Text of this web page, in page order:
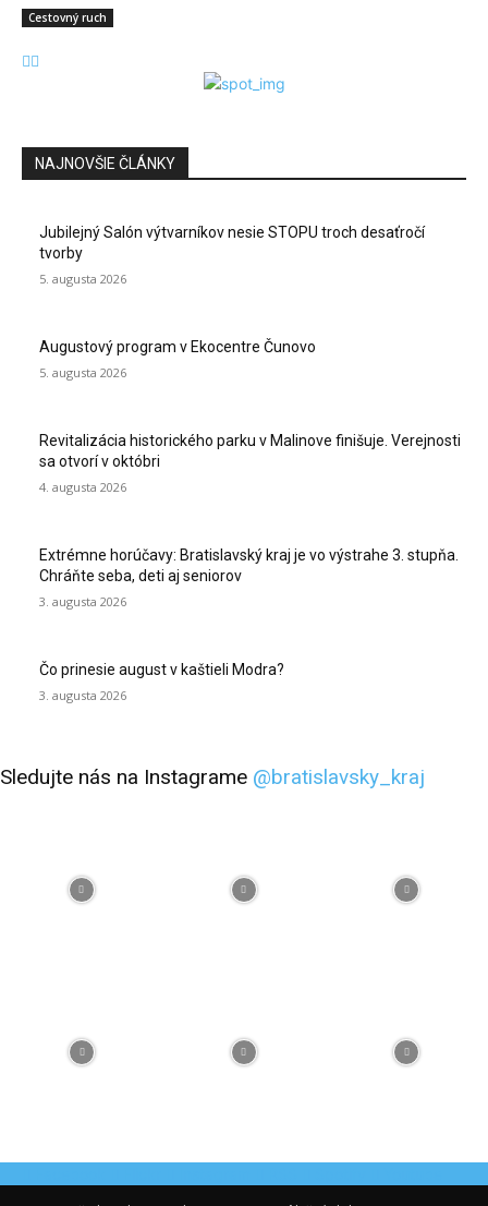
Cestovný ruch
NAJNOVŠIE ČLÁNKY
Jubilejný Salón výtvarníkov nesie STOPU troch desaťročí
tvorby
5. augusta 2026
Augustový program v Ekocentre Čunovo
5. augusta 2026
Revitalizácia historického parku v Malinove finišuje. Verejnosti
sa otvorí v októbri
4. augusta 2026
Extrémne horúčavy: Bratislavský kraj je vo výstrahe 3. stupňa.
Chráňte seba, deti aj seniorov
3. augusta 2026
Čo prinesie august v kaštieli Modra?
3. augusta 2026
Sledujte nás na Instagrame @bratislavsky_kraj